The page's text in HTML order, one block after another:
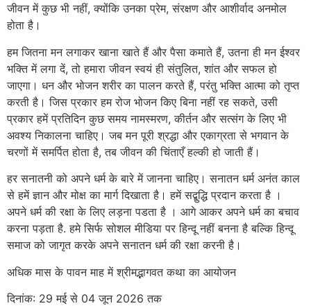
जीवन में कुछ भी नहीं, क्योंकि उनका प्रेम, संरक्षण और आशीर्वाद अनमोल
होता है।
हम जितना मन लगाकर खाना खाते हैं और पैसा कमाते हैं, उतना ही मन ईश्वर
भक्ति में लगा दें, तो हमारा जीवन स्वयं ही संतुलित, शांत और सफल हो
जाएगा। धन और भोजन शरीर का पालन करते हैं, परंतु भक्ति आत्मा को तृप्त
करती है। जिस प्रकार हम रोज भोजन किए बिना नहीं रह सकते, उसी
प्रकार हमें प्रतिदिन कुछ समय नामस्मरण, कीर्तन और सत्संग के लिए भी
अवश्य निकालना चाहिए। जब मन पूरी श्रद्धा और एकाग्रता से भगवान के
चरणों में समर्पित होता है, तब जीवन की चिंताएँ हल्की हो जाती हैं।
हर सनातनी को अपने धर्म के बारे में जानना चाहिए। सनातन धर्म अनंत काल
से हमें ज्ञान और मोक्ष का मार्ग दिखाता है। हमें सद्बुद्धि प्रदान करता है ।
अपने धर्म की रक्षा के लिए लड़ना पडता है । आगे आकर अपने धर्म का बचाव
करना पड़ता है. हमे सिर्फ सोशल मीडिया पर हिन्दू नहीं बनना है बल्कि हिन्दू
समाज को जागृत करके अपने सनातन धर्म की रक्षा करनी है।
अधिक मास के पावन माह में श्रीमद्भागवत कथा का आयोजन
दिनांक: 29 मई से 04 जून 2026 तक